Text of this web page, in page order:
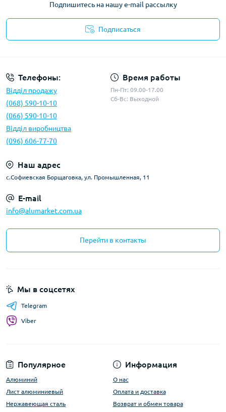
Подпишитесь на нашу e-mail рассылку
Подписаться
Телефоны:
Відділ продажу
(068) 590-10-10
(066) 590-10-10
Відділ виробництва
(096) 606-77-70
Время работы
Пн-Пт: 09.00-17.00
Сб-Вс: Выходной
Наш адрес
с.Софиевская Борщаговка, ул. Промышленная, 11
E-mail
info@alumarket.com.ua
Перейти в контакты
Популярное
Алюминий
Лист алюминиевый
Нержавеющая сталь
Информация
О нас
Оплата и доставка
Возврат и обмен товара
Мы в соцсетях
Telegram
Viber